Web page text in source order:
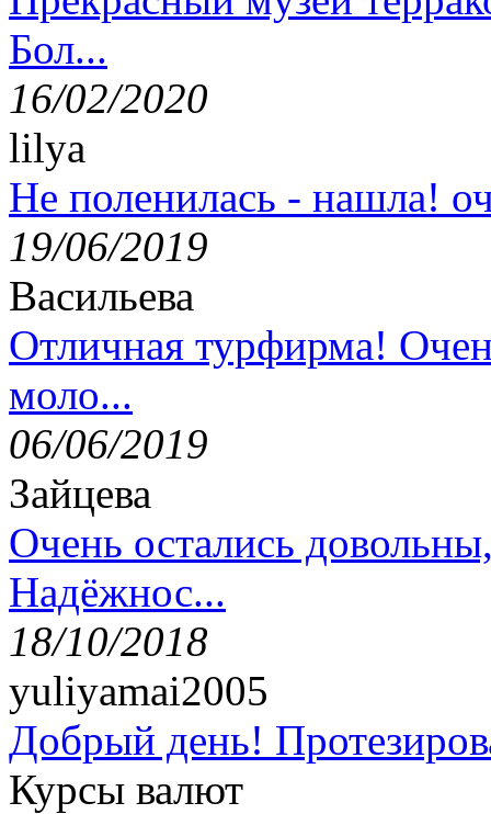
Бол...
16/02/2020
lilya
Не поленилась - нашла!
19/06/2019
Васильева
Отличная турфирма!
моло...
06/06/2019
Зайцева
Очень остались
Надёжнос...
18/10/2018
yuliyamai2005
Добрый день!
Курсы валют